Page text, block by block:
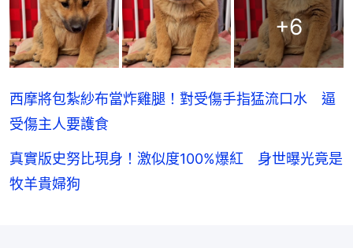
+6
西摩將包紮紗布當炸雞腿！對受傷手指猛流口水 逼
受傷主人要護食
真實版史努比現身！激似度100%爆紅 身世曝光竟是
牧羊貴婦狗